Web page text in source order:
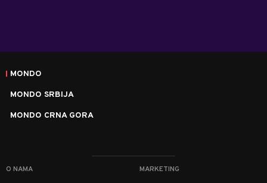
MONDO
MONDO SRBIJA
MONDO CRNA GORA
O NAMA MARKETING